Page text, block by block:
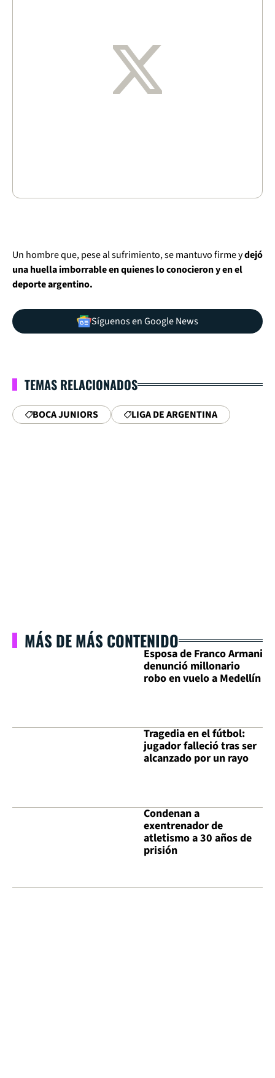
Un hombre que, pese al sufrimiento, se mantuvo firme ydejó
una huella imborrable en quienes lo conocieron y en el
deporte argentino.
Síguenos en Google News
TEMAS RELACIONADOS
BOCA JUNIORS LIGA DE ARGENTINA
MÁS DE MÁS CONTENIDO
Esposa de Franco Armani
denunció millonario
robo en vuelo a Medellín
Tragedia en el fútbol:
jugador falleció tras ser
alcanzado por un rayo
Condenan a
exentrenador de
atletismo a 30 años de
prisión